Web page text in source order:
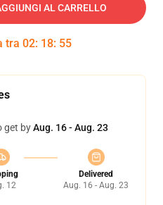
AL CARRELLO
tra 02: 18: 55
get byAug. 16 - Aug. 23
12
Delivered
Aug. 16 - Aug. 23